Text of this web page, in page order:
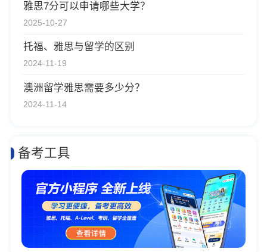
雅思7分可以申请哪些大学？
2025-10-27
托福、雅思与留学的区别
2024-11-19
澳洲留学雅思需要多少分？
2024-11-14
备考工具